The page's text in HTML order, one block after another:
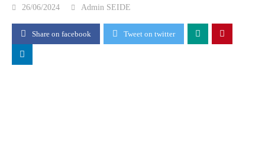
26/06/2024 Admin SEIDE
Share on facebook Tweet on twitter